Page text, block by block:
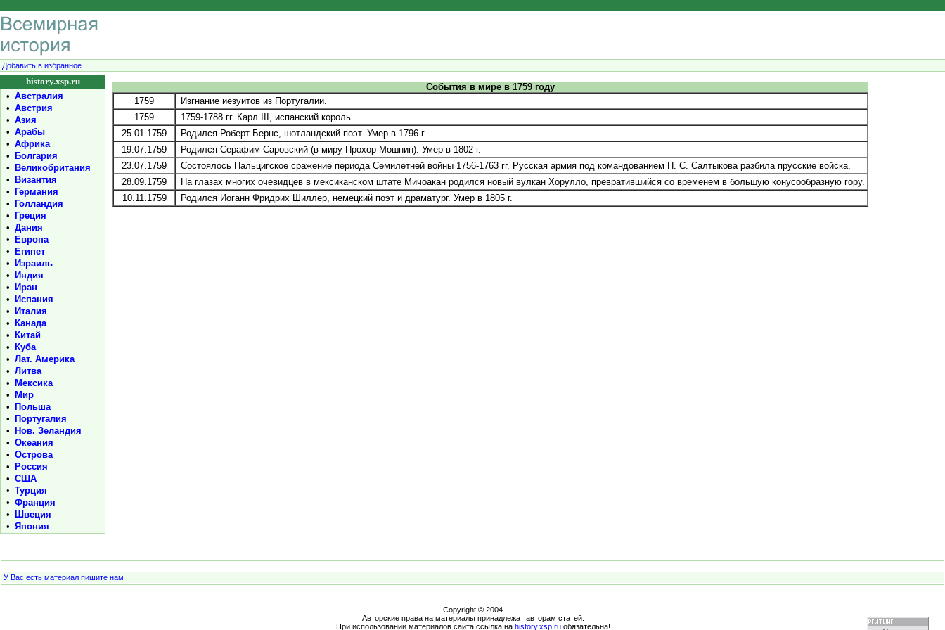
Добавить в избранное
history.xsp.ru
• Австралия
• Австрия
• Азия
• Арабы
• Африка
•
Болгария
•
Великобритания
•
Византия
•
Германия
•
Голландия
•
Греция
• Дания
•
Европа
•
Египет
•
Израиль
•
Индия
•
Иран
•
Испания
•
Италия
•
Канада
•
Китай
•
Куба
• Лат. Америка
• Литва
•
Мексика
•
Мир
•
Польша
•
Португалия
•
Нов. Зеландия
• Океания
• Острова
•
Россия
• США
• Турция
• Франция
•
Швеция
• Япония
События в мире в 1759 году
1759
Изгнание иезуитов из Португалии.
1759
1759-1788 гг. Карл III, испанский король.
25.01.1759
Родился Роберт Бернс, шотландский поэт. Умер в 1796 г.
19.07.1759
Родился Серафим Саровский (в миру Прохор Мошнин). Умер в 1802 г.
23.07.1759
Состоялось Пальцигское сражение периода Семилетней войны 1756-1763 гг. Русская армия под командованием П. С. Салтыкова разбила прусские войска.
28.09.1759
На глазах многих очевидцев в мексиканском штате Мичоакан родился новый вулкан Хорулло, превратившийся со временем в большую конусообразную гору.
10.11.1759
Родился Иоганн Фридрих Шиллер, немецкий поэт и драматург. Умер в 1805 г.
У Вас есть материал пишите нам
Copyright © 2004
Авторские права на материалы принадлежат авторам статей.
При использовании материалов сайта ссылка на history.xsp.ruобязательна!